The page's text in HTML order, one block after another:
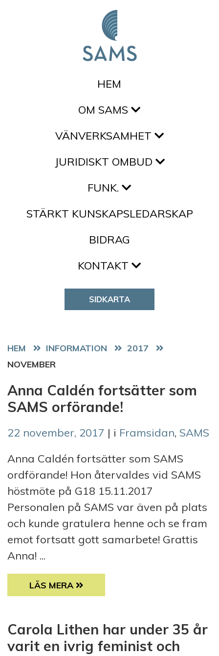
HEM
OM SAMS
VÄNVERKSAMHET
JURIDISKT OMBUD
FUNK.
STÄRKT KUNSKAPSLEDARSKAP
BIDRAG
KONTAKT
SIDKARTA
HEM
2017
NOVEMBER
Anna Caldén fortsätter som
SAMS orförande!
22 november, 2017 | i Framsidan, SAMS
Anna Caldén fortsätter som SAMS
ordförande! Hon återvaldes vid SAMS
höstmöte på G18 15.11.2017
Personalen på SAMS var även på plats
och kunde gratulera henne och se fram
emot fortsatt gott samarbete! Grattis
Anna! ...
ANNA CALDÉN FORTSÄTTER SOM SAMS
LÄS MERA
Carola Lithen har under 35 år
varit en ivrig feminist och